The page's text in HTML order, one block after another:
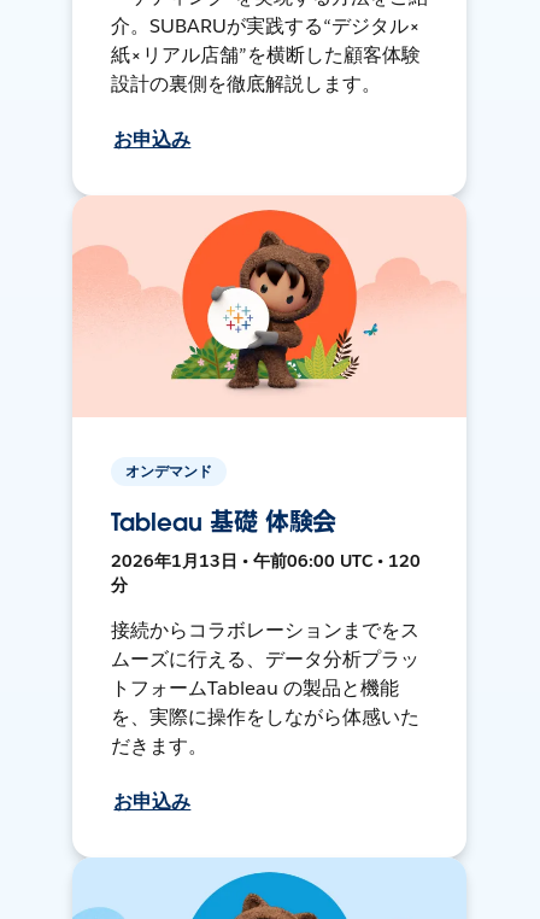
介。SUBARUが実践する“デジタル×
紙×リアル店舗”を横断した顧客体験
設計の裏側を徹底解説します。
お申込み
オンデマンド
Tableau 基礎 体験会
2026年1月13日 • 午前06:00 UTC • 120
分
接続からコラボレーションまでをス
ムーズに行える、データ分析プラッ
トフォームTableau の製品と機能
を、実際に操作をしながら体感いた
だきます。
お申込み